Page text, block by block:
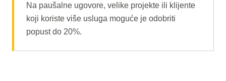
Na paušalne ugovore, velike projekte ili klijente
koji koriste više usluga moguće je odobriti
popust do 20%.